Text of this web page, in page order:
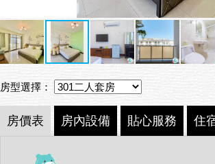
房型選擇：
房價表 房內設備 貼心服務 住